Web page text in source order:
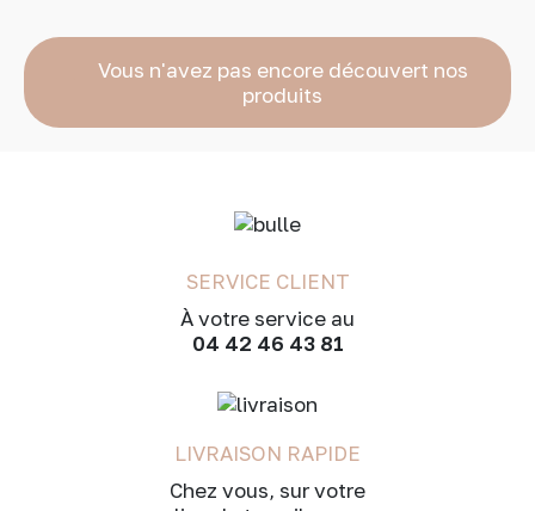
Vous n'avez pas encore découvert nos
produits
SERVICE CLIENT
À votre service au
04 42 46 43 81
LIVRAISON RAPIDE
Chez vous, sur votre